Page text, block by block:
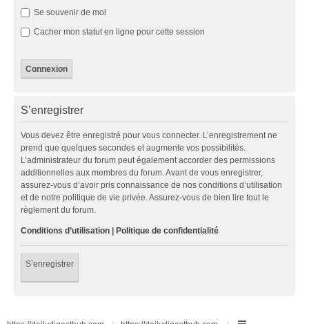
Se souvenir de moi
Cacher mon statut en ligne pour cette session
S’enregistrer
Vous devez être enregistré pour vous connecter. L’enregistrement ne
prend que quelques secondes et augmente vos possibilités.
L’administrateur du forum peut également accorder des permissions
additionnelles aux membres du forum. Avant de vous enregistrer,
assurez-vous d’avoir pris connaissance de nos conditions d’utilisation
et de notre politique de vie privée. Assurez-vous de bien lire tout le
règlement du forum.
Conditions d’utilisation Politique de confidentialité
S’enregistrer